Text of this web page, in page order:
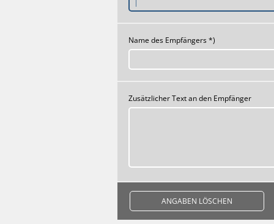
Name des Empfängers *)
Zusätzlicher Text an den Empfänger
ANGABEN LÖSCHEN